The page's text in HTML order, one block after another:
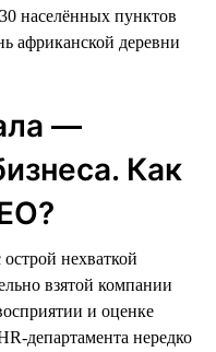
населённых пунктов
африканской деревни
—
Как
нехваткой
взятой компании
и оценке
департамента нередко